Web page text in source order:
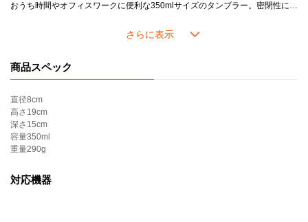
おうち時間やオフィスワークに便利な350mlサイズのタンブラー。密閉性に優れたスクリュー式のフタ付きで、保温・保冷力が備わっており、いつでもどこでもおいしい飲み心地をキープできます。手に馴染むコンパクトなサイズ感は日常使いにも最適です。
＊ギフトラッピング選択時の注意事項＊
・飲み物は内側の容量マーク以下に保ってください。
・熱い飲み物を入れる場合、火傷や怪我のリスクを避けるため、必ず注意して開き、注ぎ、お飲みください。
・加熱していない生もの、炭酸飲料、ドライアイスのご使用はお控えください。
・飲食物は長時間の保管を避け、なるべく早めにお召し上がりください。
・食器洗浄機、電子レンジ、冷凍庫に入れたり、熱源の近くに置いたりしないでください。
商品スペック
直径8cm
高さ 19cm
深さ 15cm
容量350ml
重量290g
対応機器